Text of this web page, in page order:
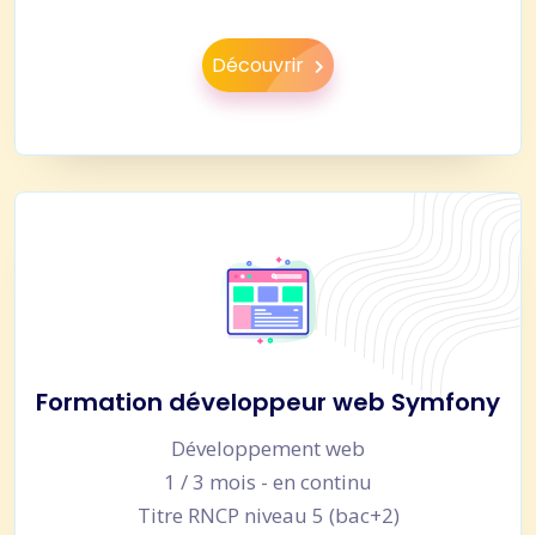
Découvrir
Formation développeur web Symfony
Développement web
1 / 3 mois - en continu
Titre RNCP niveau 5 (bac+2)